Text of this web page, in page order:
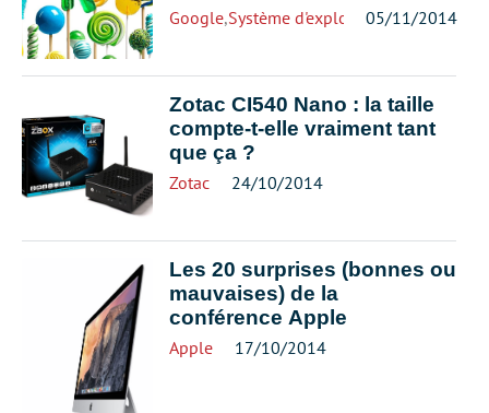
Google,Système d'exploitation05/11/2014
Zotac CI540 Nano : la taille
compte-t-elle vraiment tant
que ça ?
Zotac 24/10/2014
Les 20 surprises (bonnes ou
mauvaises) de la
conférence Apple
Apple 17/10/2014